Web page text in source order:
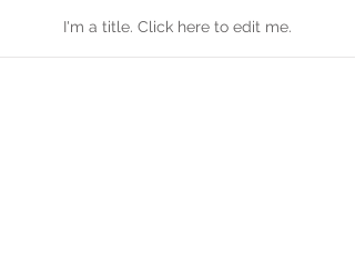
I'm a title. ​Click here to edit me.